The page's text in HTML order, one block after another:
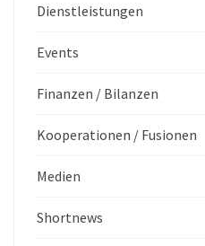
Dienstleistungen
Events
Finanzen / Bilanzen
Kooperationen / Fusionen
Medien
Shortnews